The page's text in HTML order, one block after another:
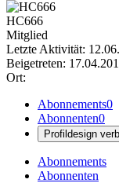
HC666
Mitglied
Letzte Aktivität:
Beigetreten:
Ort:
Abonnements0
Abonnenten0
Profildesign
Abonnements
Abonnenten